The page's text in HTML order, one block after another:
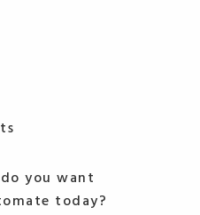
you want
today?